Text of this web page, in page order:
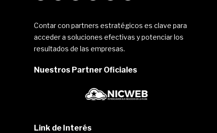
Contar con partners estratégicos es clave para
acceder a soluciones efectivas y potenciar los
resultados de las empresas.
Nuestros Partner Oficiales
Link de Interés